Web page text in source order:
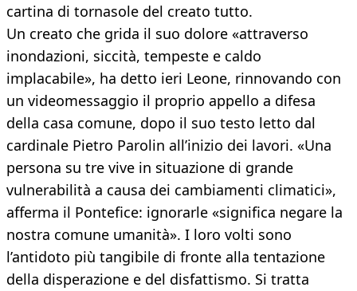
cartina di tornasole del creato tutto.
Un creato che grida il suo dolore «attraverso
inondazioni, siccità, tempeste e caldo
implacabile», ha detto ieri Leone, rinnovando con
un videomessaggio il proprio appello a difesa
della casa comune, dopo il suo testo letto dal
cardinale Pietro Parolin all’inizio dei lavori. «Una
persona su tre vive in situazione di grande
vulnerabilità a causa dei cambiamenti climatici»,
afferma il Pontefice: ignorarle «significa negare la
nostra comune umanità». I loro volti sono
l’antidoto più tangibile di fronte alla tentazione
della disperazione e del disfattismo. Si tratta